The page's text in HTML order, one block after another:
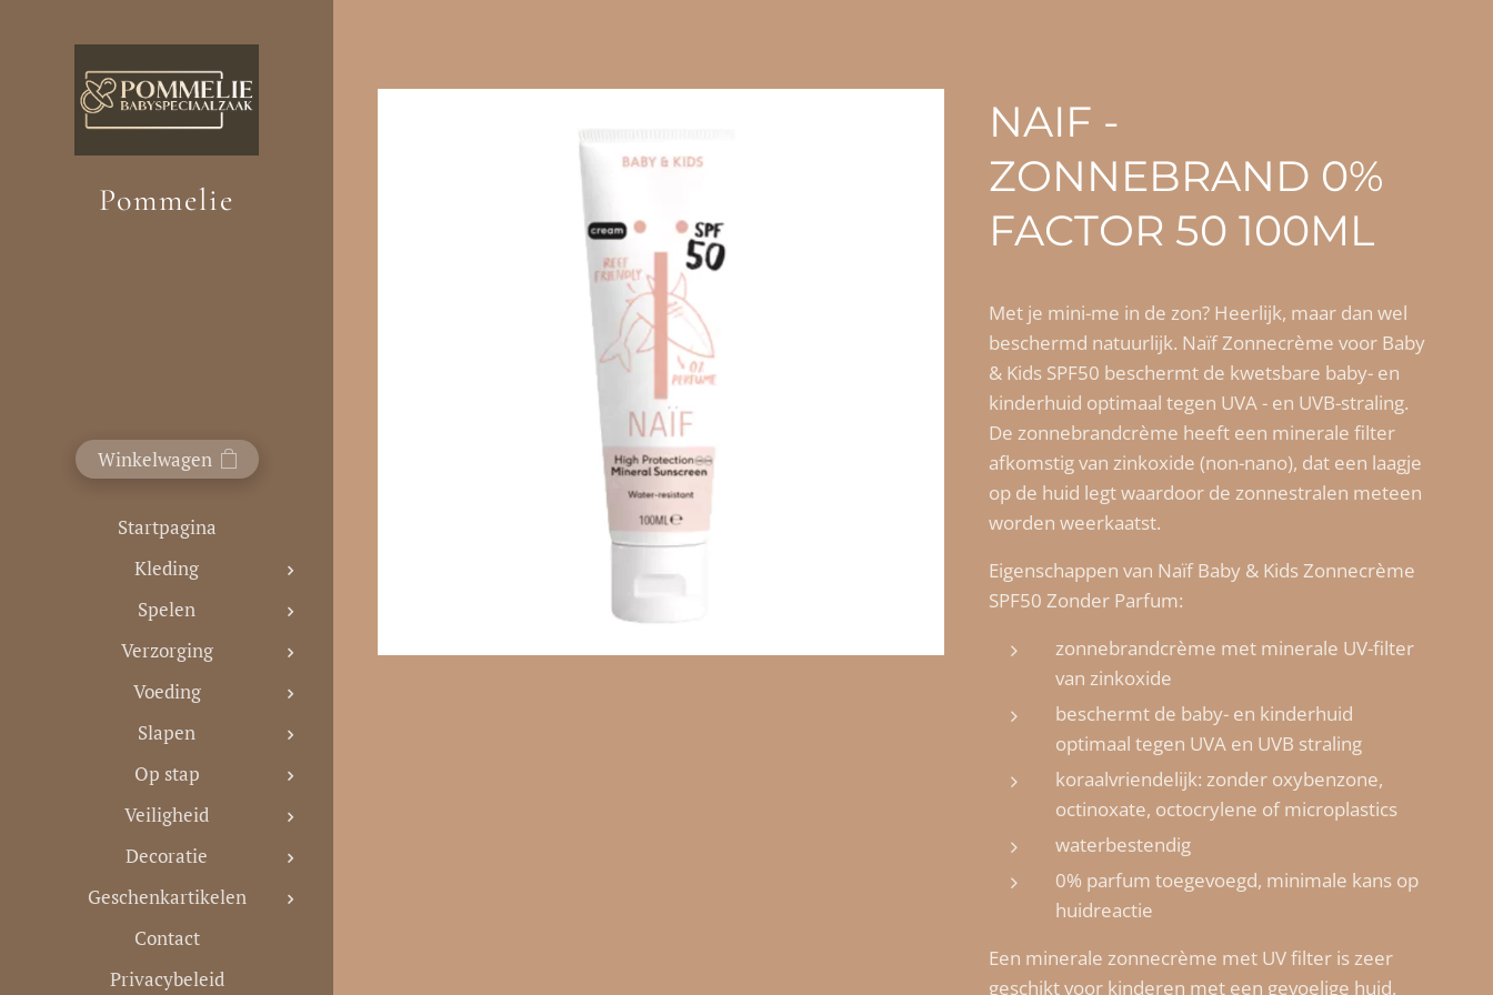
Pommelie
Winkelwagen
Startpagina
Kleding
Spelen
Verzorging
Voeding
Slapen
Op stap
Veiligheid
Decoratie
Geschenkartikelen
Contact
Privacybeleid
NAIF -
ZONNEBRAND 0%
FACTOR 50 100ML
Met je mini-me in de zon? Heerlijk, maar dan wel
beschermd natuurlijk. Naïf Zonnecrème voor Baby
& Kids SPF50 beschermt de kwetsbare baby- en
kinderhuid optimaal tegen UVA - en UVB-straling.
De zonnebrandcrème heeft een minerale filter
afkomstig van zinkoxide (non-nano), dat een laagje
op de huid legt waardoor de zonnestralen meteen
worden weerkaatst.
Eigenschappen van Naïf Baby & Kids Zonnecrème
SPF50 Zonder Parfum:
zonnebrandcrème met minerale UV-filter
van zinkoxide
beschermt de baby- en kinderhuid
optimaal tegen UVA en UVB straling
koraalvriendelijk: zonder oxybenzone,
octinoxate, octocrylene of microplastics
waterbestendig
0% parfum toegevoegd, minimale kans op
huidreactie
Een minerale zonnecrème met UV filter is zeer
geschikt voor kinderen met een gevoelige huid,